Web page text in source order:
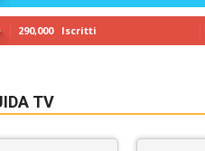
290,000 Iscritti
TV